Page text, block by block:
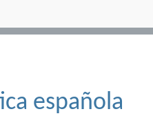
española